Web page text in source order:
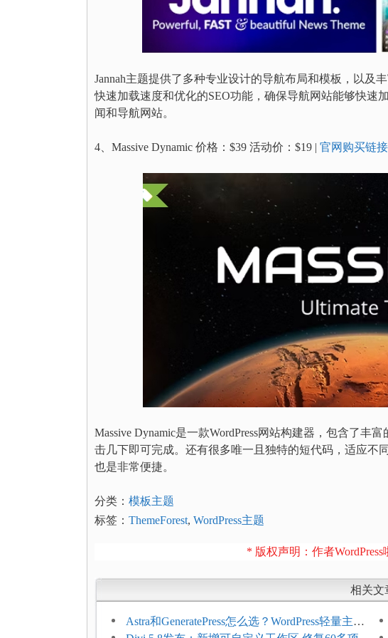
Jannah主题提供了多种专业设计的导航布局和模板，以及
快速加载速度和优化的SEO功能，确保导航网站能够快速
闻和导航网站。
4、Massive Dynamic 价格：$39 活动价：$19 | 官网购买链接
Massive Dynamic是一款WordPress网站构建器，包含了丰
击几下即可完成。还有很多唯一且独特的短代码，适应不
也是非常便捷。
分类： 模板主题
标签： ThemeForest, WordPress主题
* 版权声明：作者WordPress
相关文
Astra和GeneratePress怎么选？WordPress轻量主题